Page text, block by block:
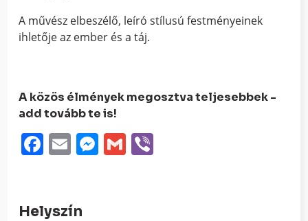
A művész elbeszélő, leíró stílusú festményeinek
ihletője az ember és a táj.
A közös élmények megosztva teljesebbek -
add tovább te is!
Facebook
EmailMessenger
Gmail
Helyszín